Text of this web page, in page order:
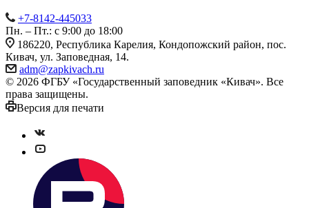
+7-8142-445033
Пн. – Пт.: с 9:00 до 18:00
186220, Республика Карелия, Кондопожский район, пос.
Кивач, ул. Заповедная, 14.
adm@zapkivach.ru
© 2026 ФГБУ «Государственный заповедник «Кивач». Все
права защищены.
Версия для печати